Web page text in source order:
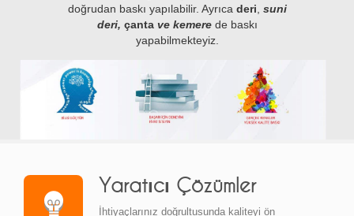
doğrudan baskı yapılabilir. Ayrıca deri suni
deri, çantave kemerede baskı
yapabilmekteyiz.
Yaratıcı Çözümler
İhtiyaçlarınız doğrultusunda kaliteyi ön